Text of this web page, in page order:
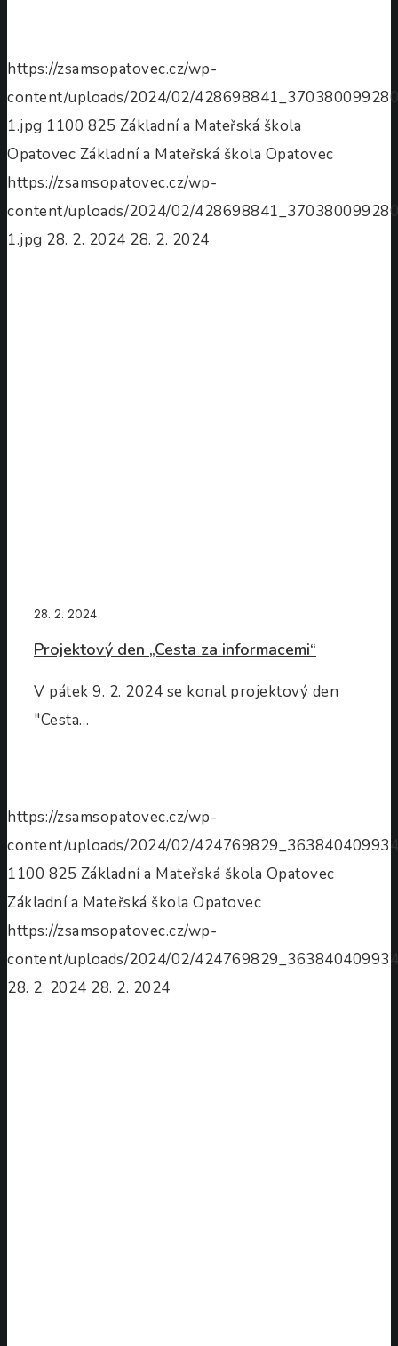
https://zsamsopatovec.cz/wp-
content/uploads/2024/02/
1.jpg 1100 825 Základní a Mateřská škola
Opatovec Základní a Mateřská škola Opatovec
https://zsamsopatovec.cz/wp-
content/uploads/2024/02/
1.jpg 28. 2. 2024 28. 2. 2024
28. 2. 2024
Projektový den „Cesta za informacemi“
V pátek 9. 2. 2024 se konal projektový den
"Cesta…
https://zsamsopatovec.cz/wp-
content/uploads/2024/02/
1100 825 Základní a Mateřská škola Opatovec
Základní a Mateřská škola Opatovec
https://zsamsopatovec.cz/wp-
content/uploads/2024/02/
28. 2. 2024 28. 2. 2024